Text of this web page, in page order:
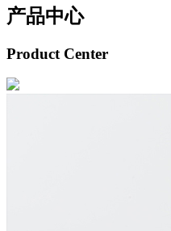
产品中心
Product Center